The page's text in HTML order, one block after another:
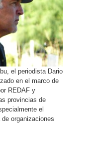
el periodista Dario
en el marco de
REDAF y
provincias de
el
organizaciones